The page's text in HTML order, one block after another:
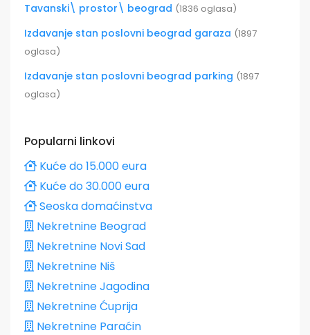
Tavanski\ prostor\ beograd (1836 oglasa)
Izdavanje stan poslovni beograd garaza (1897
oglasa)
Izdavanje stan poslovni beograd parking (1897
oglasa)
Popularni linkovi
Kuće do 15.000 eura
Kuće do 30.000 eura
Seoska domaćinstva
Nekretnine Beograd
Nekretnine Novi Sad
Nekretnine Niš
Nekretnine Jagodina
Nekretnine Ćuprija
Nekretnine Paraćin